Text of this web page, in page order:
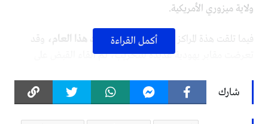
ولاية ميزوري الأمريكية.
فيما تلقت هذة المراكز على اكثر من100 تهديد هذا العام،
وقد
تعرضت مقابر يهودية عديدة للتخريب، تم القاء القبض على
اضافة إلى إتهامة في توجية تهديدات ضد مؤسسة يهودية في يناير/
كانون وفبراير/ شباط من هذا العام 2017، كان تومسون متهماً
أكمل القراءة
شارك